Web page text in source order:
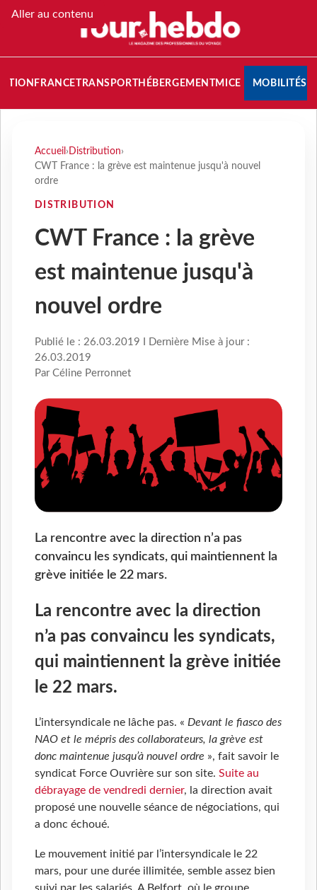
Aller au contenu
FRANCETRANSPORT HÉBERGEMENTMICE MOBILITÉS
Accueil › Distribution›
CWT France : la grève est maintenue jusqu'à nouvel
ordre
DISTRIBUTION
CWT France : la grève
est maintenue jusqu'à
nouvel ordre
Publié le : 26.03.2019 I Dernière Mise à jour :
26.03.2019
Par Céline Perronnet
La rencontre avec la direction n’a pas
convaincu les syndicats, qui maintiennent la
grève initiée le 22 mars.
La rencontre avec la direction
n’a pas convaincu les syndicats,
qui maintiennent la grève initiée
le 22 mars.
L’intersyndicale ne lâche pas. « Devant le fiasco des
NAO et le mépris des collaborateurs, la grève est
donc maintenue jusqu’à nouvel ordre », fait savoir le
syndicat Force Ouvrière sur son site. Suite au
débrayage de vendredi dernier, la direction avait
proposé une nouvelle séance de négociations, qui
a donc échoué.
Le mouvement initié par l’intersyndicale le 22
mars, pour une durée illimitée, semble assez bien